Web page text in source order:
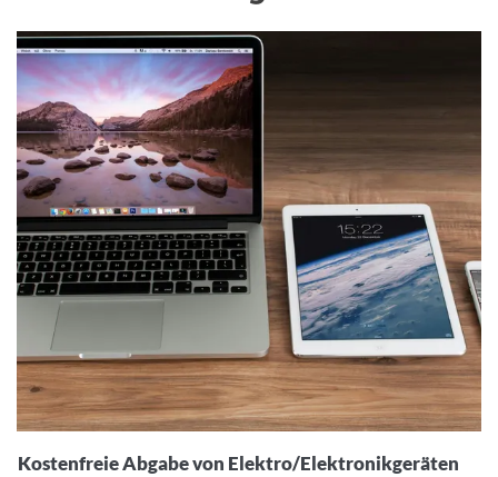
Kostenfreie Abgabe von Elektro/Elektronikgeräten